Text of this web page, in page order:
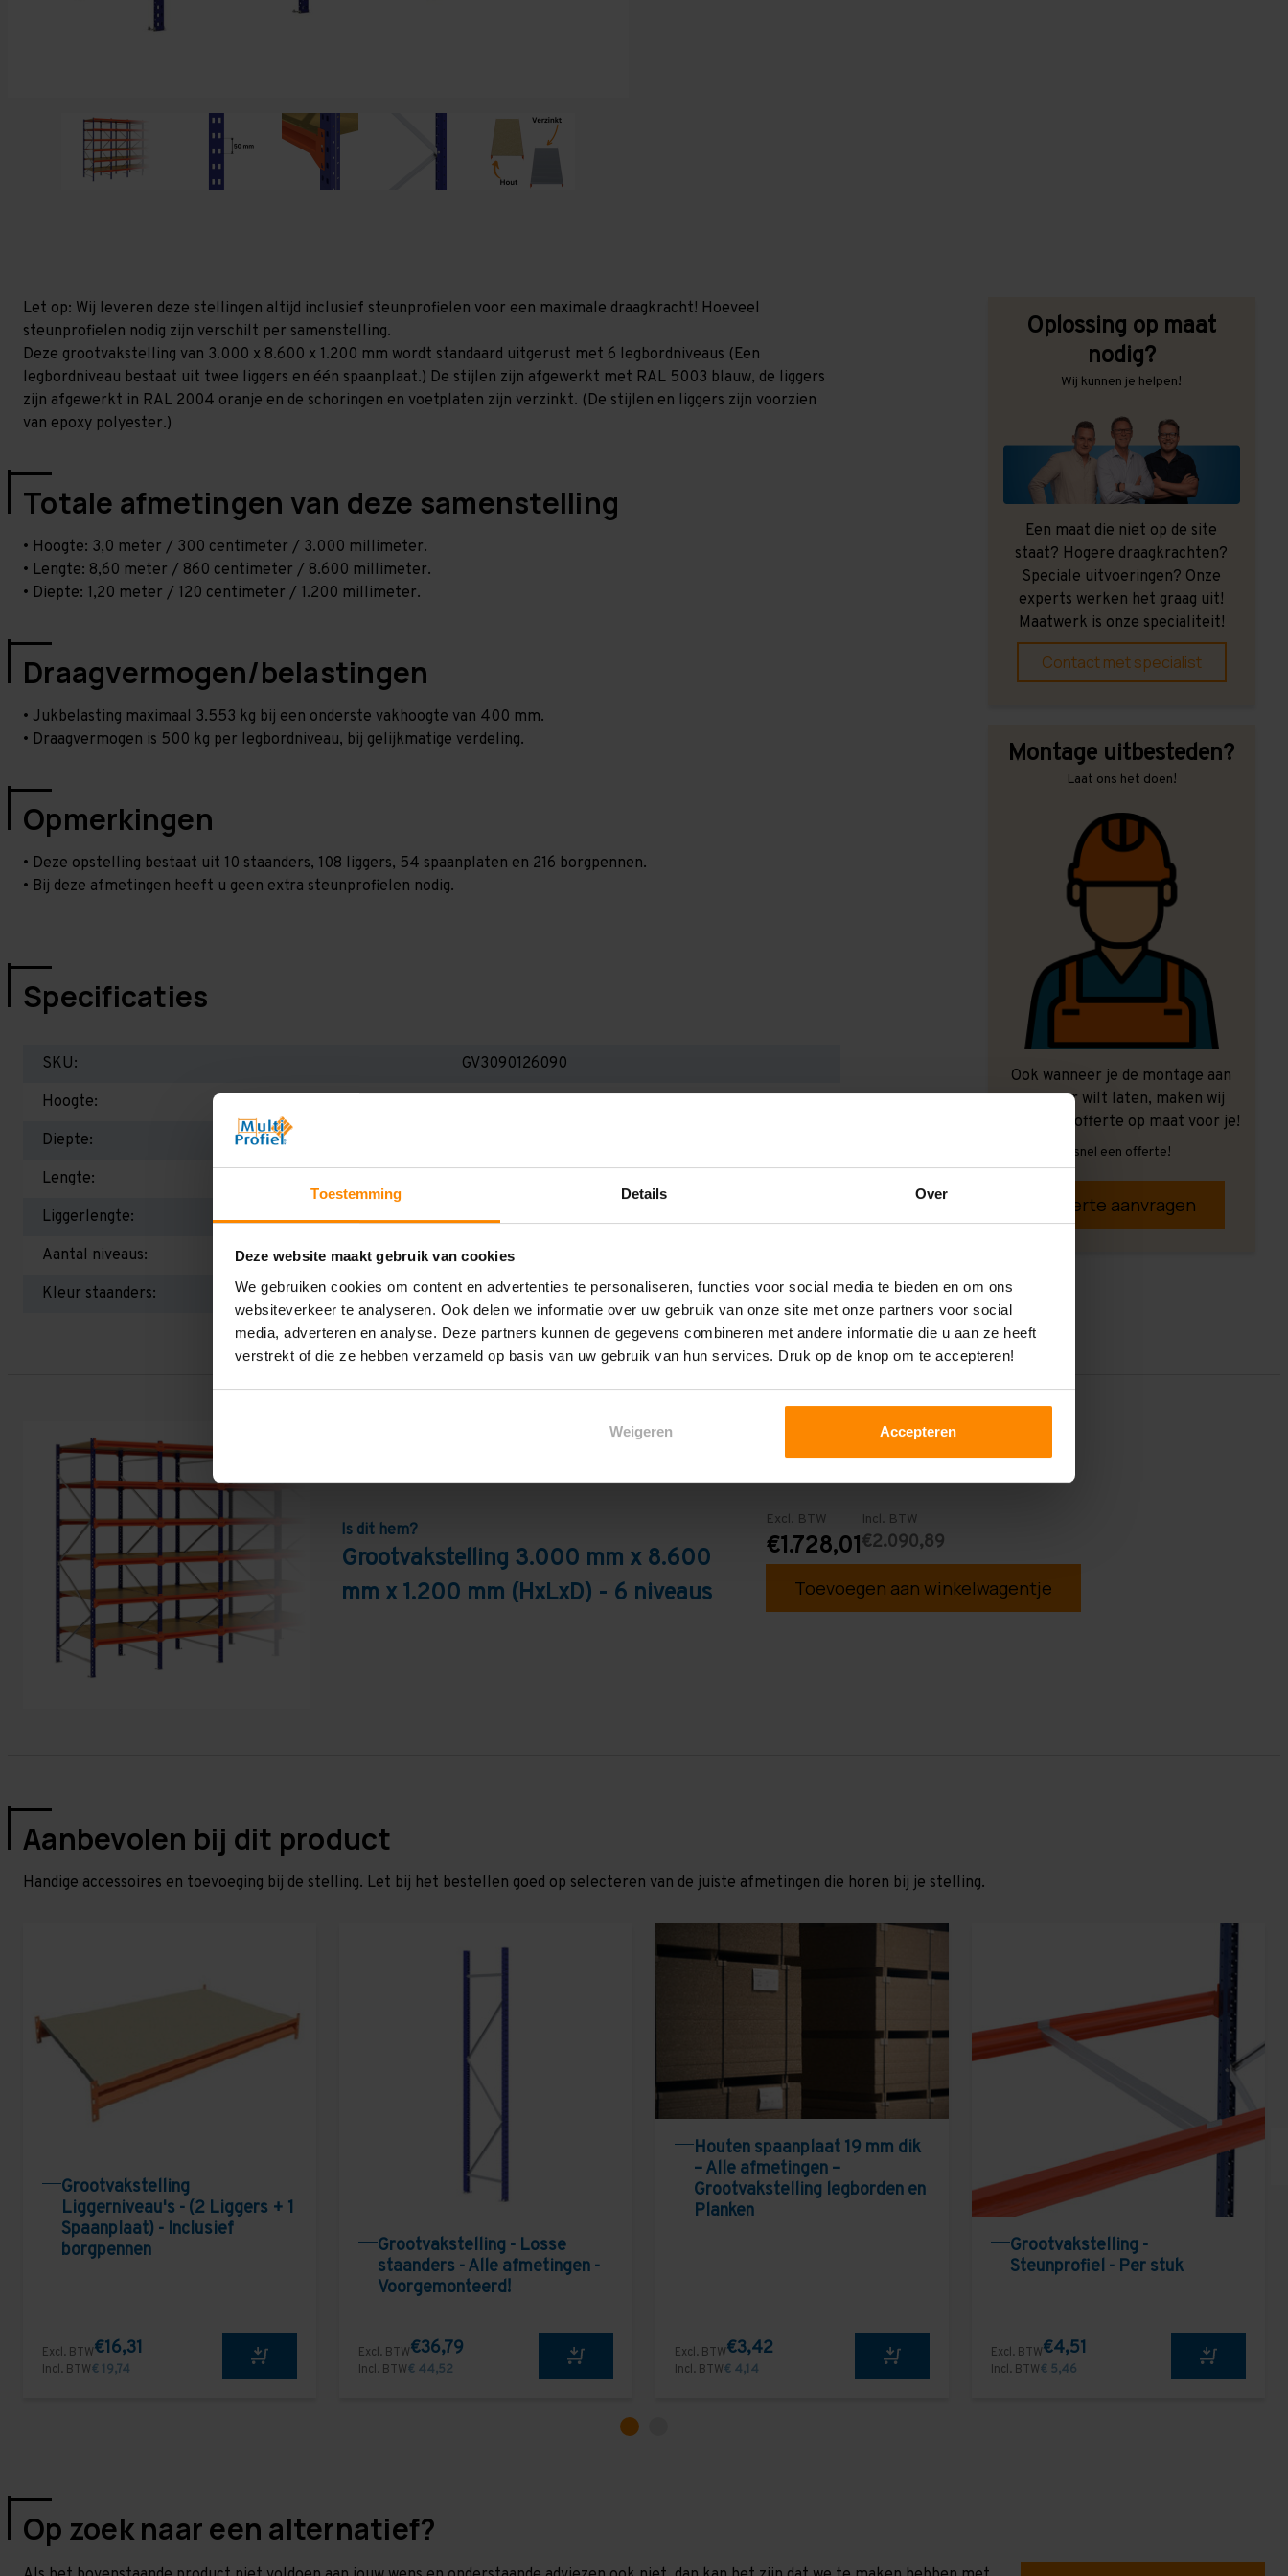
Toestemming Details Over
Deze website maakt gebruik van cookies
We gebruiken cookies om content en advertenties te personaliseren, functies voor social media te bieden en om ons
websiteverkeer te analyseren. Ook delen we informatie over uw gebruik van onze site met onze partners voor social
media, adverteren en analyse. Deze partners kunnen de gegevens combineren met andere informatie die u aan ze heeft
verstrekt of die ze hebben verzameld op basis van uw gebruik van hun services. Druk op de knop om te accepteren!
Weigeren Accepteren
Let op: Wij leveren deze stellingen altijd inclusief steunprofielen voor een maximale draagkracht! Hoeveel
steunprofielen nodig zijn verschilt per samenstelling.
Deze grootvakstelling van 3.000 x 8.600 x 1.200 mm wordt standaard uitgerust met 6 legbordniveaus (Een
legbordniveau bestaat uit twee liggers en één spaanplaat.) De stijlen zijn afgewerkt met RAL 5003 blauw, de liggers
zijn afgewerkt in RAL 2004 oranje en de schoringen en voetplaten zijn verzinkt. (De stijlen en liggers zijn voorzien
van epoxy polyester.)
Totale afmetingen van deze samenstelling
• Hoogte: 3,0 meter / 300 centimeter / 3.000 millimeter.
• Lengte: 8,60 meter / 860 centimeter / 8.600 millimeter.
• Diepte: 1,20 meter / 120 centimeter / 1.200 millimeter.
Draagvermogen/belastingen
• Jukbelasting maximaal 3.553 kg bij een onderste vakhoogte van 400 mm.
• Draagvermogen is 500 kg per legbordniveau, bij gelijkmatige verdeling.
Opmerkingen
• Deze opstelling bestaat uit 10 staanders, 108 liggers, 54 spaanplaten en 216 borgpennen.
• Bij deze afmetingen heeft u geen extra steunprofielen nodig.
Specificaties
SKU:
GV3090126090
Hoogte:
Diepte:
Lengte:
Liggerlengte:
900 mm
Aantal niveaus:
6
Kleur staanders:
Blauw
Oplossing op maat
nodig?
Wij kunnen je helpen!
Een maat die niet op de site
staat? Hogere draagkrachten?
Speciale uitvoeringen? Onze
experts werken het graag uit!
Maatwerk is onze specialiteit!
Contact met specialist
Montage uitbesteden?
Laat ons het doen!
Ook wanneer je de montage aan
ons over wilt laten, maken wij
graag een offerte op maat voor je!
Vrijblijvend, snel een offerte!
Offerte aanvragen
Is dit hem?
Grootvakstelling 3.000 mm x 8.600
mm x 1.200 mm (HxLxD) - 6 niveaus
Excl. BTW
€1.728,01
Incl. BTW
€2.090,89
Toevoegen aan winkelwagentje
Aanbevolen bij dit product
Handige accessoires en toevoeging bij de stelling. Let bij het bestellen goed op selecteren van de juiste afmetingen die horen bij je stelling.
Grootvakstelling
Liggerniveau's - (2 Liggers + 1
Spaanplaat) - Inclusief
borgpennen
Excl. BTW€16,31
Incl. BTW€ 19,74
Grootvakstelling - Losse
staanders - Alle afmetingen -
Voorgemonteerd!
Excl. BTW€36,79
Incl. BTW€ 44,52
Houten spaanplaat 19 mm dik
– Alle afmetingen –
Grootvakstelling legborden en
Planken
Excl. BTW€3,42
Incl. BTW€ 4,14
Grootvakstelling -
Steunprofiel - Per stuk
Excl. BTW€4,51
Incl. BTW€ 5,46
Op zoek naar een alternatief?